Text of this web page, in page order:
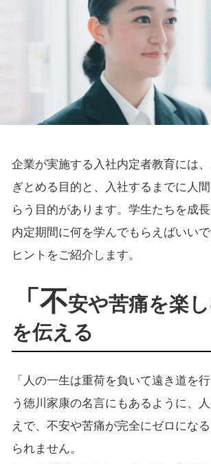
企業が実施する入社内定者教育には
ぎとめる目的と、入社するまでに人
らう目的があります。学生たちを成長
内定期間に何を学んでもらえばいい
ヒントをご紹介します。
「不安や苦痛を楽し
を伝える
「人の一生は重荷を負いて遠き道を
う徳川家康の名言にもあるように、
えで、不安や苦痛が完全にゼロにな
られません。